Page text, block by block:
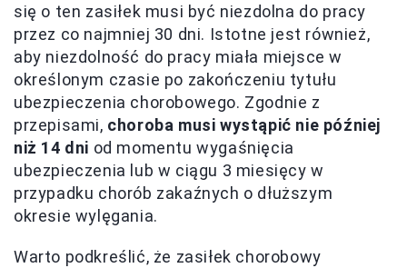
się o ten zasiłek musi być niezdolna do pracy
przez co najmniej 30 dni. Istotne jest również,
aby niezdolność do pracy miała miejsce w
określonym czasie po zakończeniu tytułu
ubezpieczenia chorobowego. Zgodnie z
przepisami, choroba musi wystąpić nie później
niż 14 dni od momentu wygaśnięcia
ubezpieczenia lub w ciągu 3 miesięcy w
przypadku chorób zakaźnych o dłuższym
okresie wylęgania.
Warto podkreślić, że zasiłek chorobowy